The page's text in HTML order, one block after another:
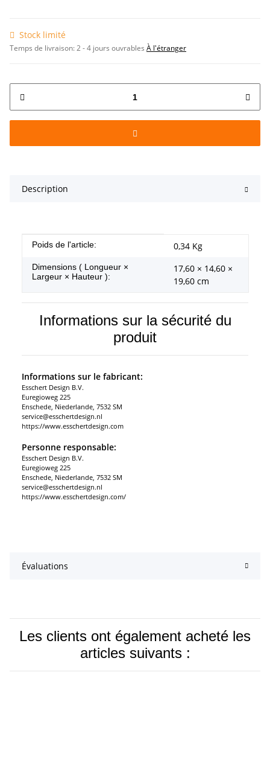
Stock limité
Temps de livraison:2 - 4 jours ouvrables À l'étranger
Description
#productDetails.itemInformation#
#productDetails.itemValue#
Poids de l'article: 0,34 Kg
Dimensions ( Longueur ×
Largeur × Hauteur ):
17,60 × 14,60 ×
19,60 cm
Informations sur la sécurité du
produit
Informations sur le fabricant:
Esschert Design B.V.
Euregioweg 225
Enschede, Niederlande, 7532 SM
service@esschertdesign.nl
https://www.esschertdesign.com
Personne responsable:
Esschert Design B.V.
Euregioweg 225
Enschede, Niederlande, 7532 SM
service@esschertdesign.nl
https://www.esschertdesign.com/
Évaluations
Les clients ont également acheté les
articles suivants :